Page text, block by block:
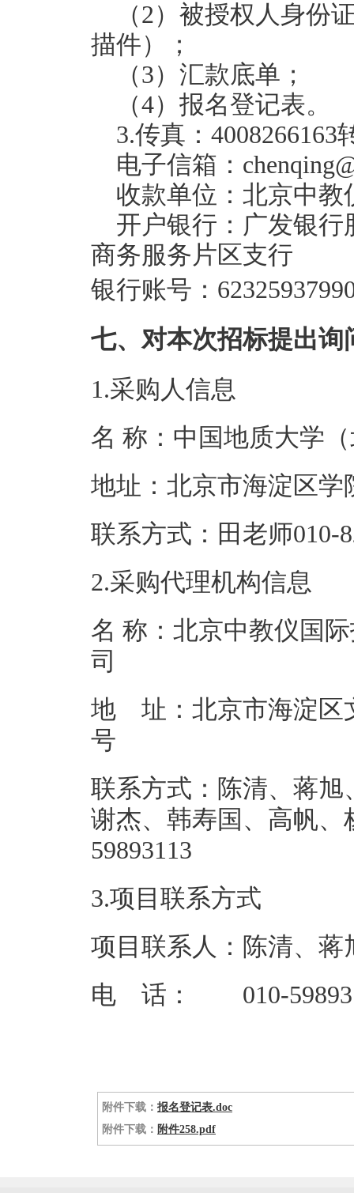
（2）被授权人身份
描件）；
（3）汇款底单；
（4）报名登记表。
3.传真：4008266163
电子信箱：
收款单位：北京中
开户银行：广发银
商务服务片区支行
银行账号：
七、对本次招标提出
1.采购人信息
名 称：中国地
地址：北京市
联系方式：田老
2.采购代理机构信息
名 称：北京中教仪国
地 址：北京市海淀区
联系方式：陈清、蒋
谢杰、韩寿国、高帆、
3.项目联系方式
项目联系人：陈清、蒋
电 话： 010-
附件下载： 报名登记表.doc
附件下载： 附件258.pdf